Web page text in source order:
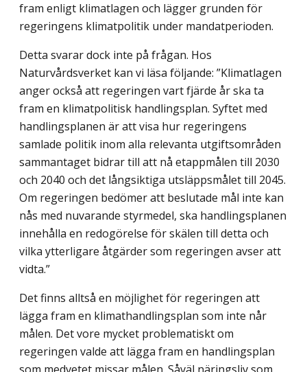
fram enligt klimatlagen och lägger grunden för
regeringens klimatpolitik under mandatperioden.
Detta svarar dock inte på frågan. Hos
Naturvårdsverket kan vi läsa följande: ”Klimatlagen
anger också att regeringen vart fjärde år ska ta
fram en klimatpolitisk handlingsplan. Syftet med
handlingsplanen är att visa hur regeringens
samlade politik inom alla relevanta utgiftsområden
sammantaget bidrar till att nå etappmålen till 2030
och 2040 och det långsiktiga utsläppsmålet till 2045.
Om regeringen bedömer att beslutade mål inte kan
nås med nuvarande styrmedel, ska handlingsplanen
innehålla en redogörelse för skälen till detta och
vilka ytterligare åtgärder som regeringen avser att
vidta.”
Det finns alltså en möjlighet för regeringen att
lägga fram en klimathandlingsplan som inte når
målen. Det vore mycket problematiskt om
regeringen valde att lägga fram en handlingsplan